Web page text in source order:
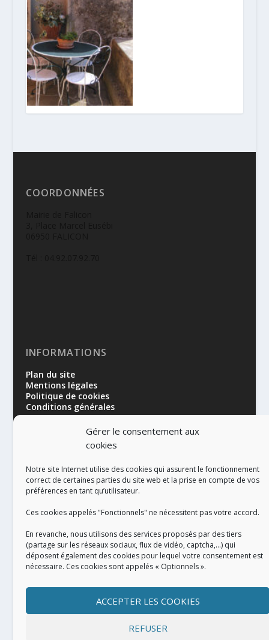
Gérer le consentement aux
cookies
Notre site Internet utilise des cookies qui assurent le fonctionnement
correct de certaines parties du site web et la prise en compte de vos
préférences en tant qu’utilisateur.
Ces cookies appelés "Fonctionnels" ne nécessitent pas votre accord.
En revanche, nous utilisons des services proposés par des tiers
(partage sur les réseaux sociaux, flux de vidéo, captcha,...) qui
déposent également des cookies pour lequel votre consentement est
nécessaire. Ces cookies sont appelés « Optionnels ».
ACCEPTER LES COOKIES
REFUSER
COORDONNÉES
INFORMATIONS
Plan du site
Mentions légales
Politique de cookies
Conditions générales